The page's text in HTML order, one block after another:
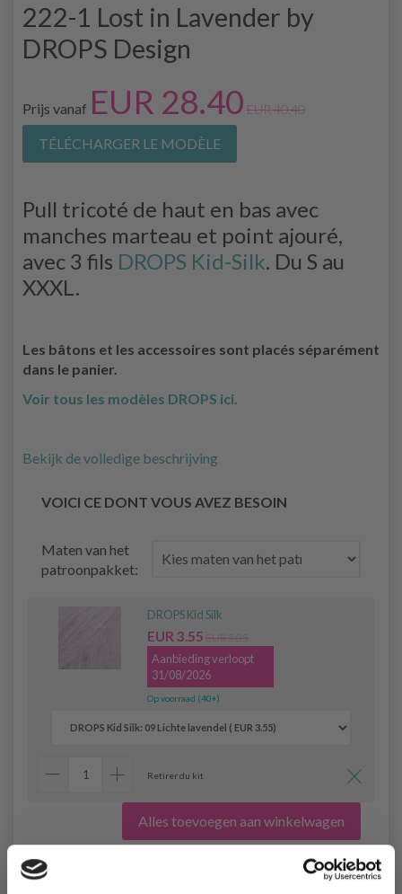
222-1 Lost in Lavender by
DROPS Design
Prijs vanaf EUR 28.40 EUR 40.40
TÉLÉCHARGER LE MODÈLE
Pull tricoté de haut en bas avec
manches marteau et point ajouré,
avec 3 fils DROPS Kid-Silk. Du S au
XXXL.
Les bâtons et les accessoires sont placés séparément
dans le panier.
Voir tous les modèles DROPS ici.
Bekijk de volledige beschrijving
VOICI CE DONT VOUS AVEZ BESOIN
Maten van het
patroonpakket:
DROPS Kid Silk
EUR 3.55 EUR 5.05
Aanbieding verloopt
31/08/2026
Op voorraad (40+)
Retirer du kit
Alles toevoegen aan winkelwagen